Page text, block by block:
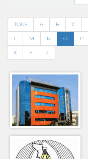
TOUS A B C
L M N O P
X Y Z